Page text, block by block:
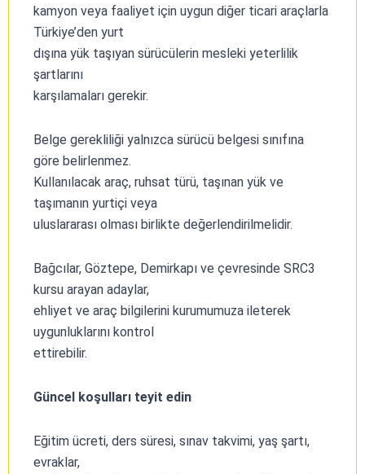
kamyon veya faaliyet için uygun diğer ticari araçlarla
Türkiye’den yurt
dışına yük taşıyan sürücülerin mesleki yeterlilik
şartlarını
karşılamaları gerekir.
Belge gerekliliği yalnızca sürücü belgesi sınıfına
göre belirlenmez.
Kullanılacak araç, ruhsat türü, taşınan yük ve
taşımanın yurtiçi veya
uluslararası olması birlikte değerlendirilmelidir.
Bağcılar, Göztepe, Demirkapı ve çevresinde SRC3
kursu arayan adaylar,
ehliyet ve araç bilgilerini kurumumuza ileterek
uygunluklarını kontrol
ettirebilir.
Güncel koşulları teyit edin
Eğitim ücreti, ders süresi, sınav takvimi, yaş şartı,
evraklar,